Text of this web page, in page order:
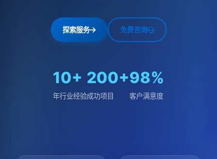
探索服务 免费咨询
10+
年行业经验
200+
成功项目
98%
客户满意度